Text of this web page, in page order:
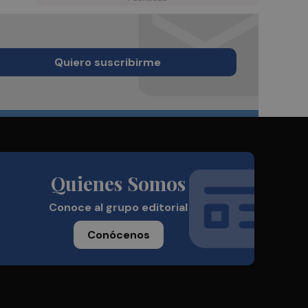
Quiero suscribirme
Quienes Somos
Conoce al grupo editorial
Conócenos